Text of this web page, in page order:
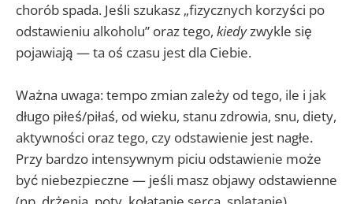
chorób spada. Jeśli szukasz „fizycznych korzyści po
odstawieniu alkoholu” oraz tego, kiedyzwykle się
pojawiają — ta oś czasu jest dla Ciebie.
Ważna uwaga: tempo zmian zależy od tego, ile i jak
długo piłeś/piłaś, od wieku, stanu zdrowia, snu, diety,
aktywności oraz tego, czy odstawienie jest nagłe.
Przy bardzo intensywnym piciu odstawienie może
być niebezpieczne — jeśli masz objawy odstawienne